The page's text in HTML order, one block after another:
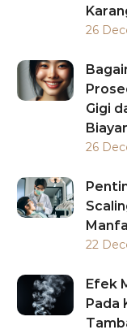
26
Gigi
26
22
Efek
Pada